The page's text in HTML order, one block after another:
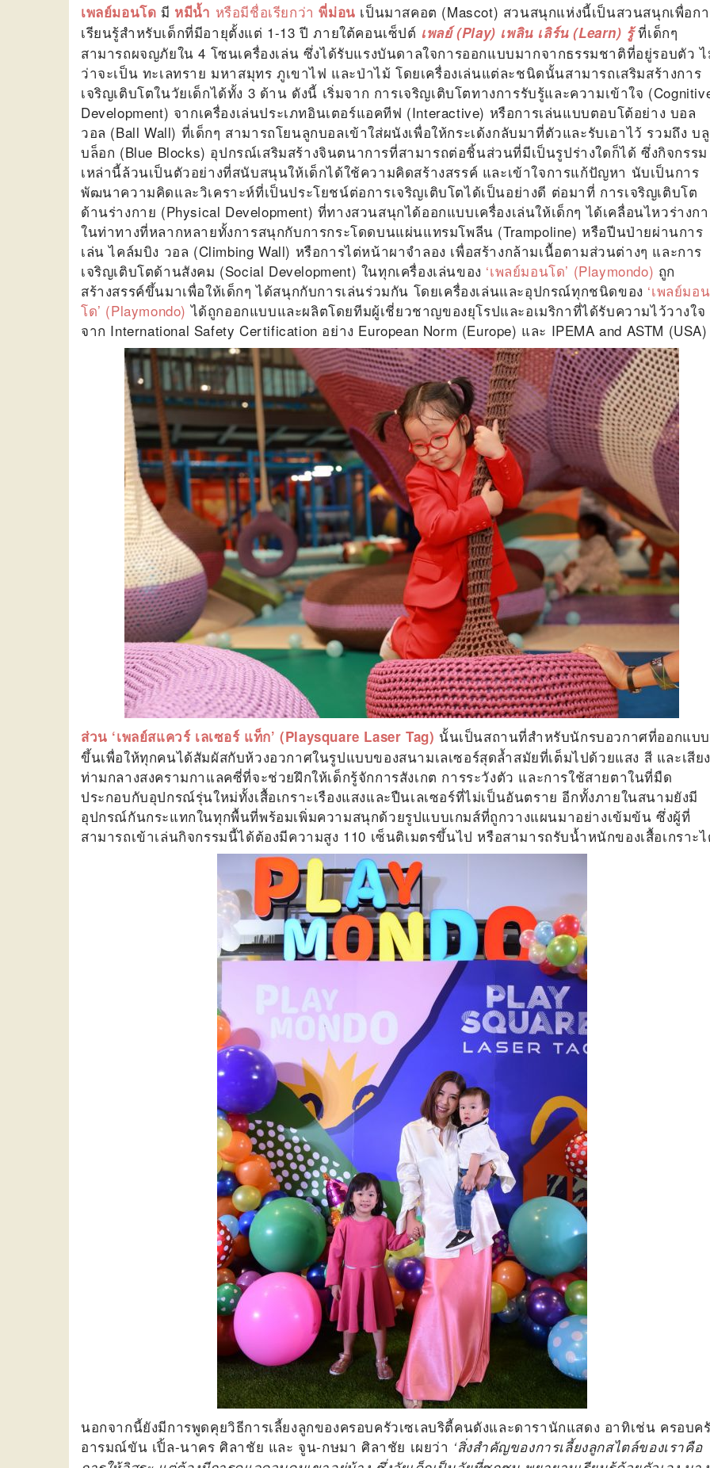
เพลย์มอนโด มี หมีน้ำ หรือมีชื่อเรียกว่าพี่ม่อน เป็นมาสคอต (Mascot) สวนสนุกแห่งนี้เป็นสวนสนุกเพื่อก
เรียนรู้สำหรับเด็กที่มีอายุตั้งแต่ 1-13 ปี ภายใต้คอนเซ็ปต์ เพลย์ (Play) เพลิน เลิร์น (Learn) รู้ ที่เด็กๆ
สามารถผจญภัยใน 4 โซนเครื่องเล่น ซึ่งได้รับแรงบันดาลใจการออกแบบมากจากธรรมชาติที่อยู่รอบตัว
ว่าจะเป็น ทะเลทราย มหาสมุทร ภูเขาไฟ และป่าไม้ โดยเครื่องเล่นแต่ละชนิดนั้นสามารถเสริมสร้างการ
เจริญเติบโตในวัยเด็กได้ทั้ง 3 ด้าน ดังนี้ เริ่มจาก การเจริญเติบโตทางการรับรู้และความเข้าใจ
Development) จากเครื่องเล่นประเภทอินเตอร์แอคทีฟ (Interactive) หรือการเล่นแบบตอบโต้อย่าง บอล
วอล (Ball Wall) ที่เด็กๆ สามารถโยนลูกบอลเข้าใส่ผนังเพื่อให้กระเด้งกลับมาที่ตัวและรับเอาไว้ รวมถึง บลู
บล็อก (Blue Blocks) อุปกรณ์เสริมสร้างจินตนาการที่สามารถต่อชิ้นส่วนที่มีเป็นรูปร่างใดก็ได้ ซึ่งกิจกรรม
เหล่านี้ล้วนเป็นตัวอย่างที่สนับสนุนให้เด็กได้ใช้ความคิดสร้างสรรค์ และเข้าใจการแก้ปัญหา นับเป็นการ
พัฒนาความคิดและวิเคราะห์ที่เป็นประโยชน์ต่อการเจริญเติบโตได้เป็นอย่างดี ต่อมาที่ การเจริญเติบโต
ด้านร่างกาย (Physical Development) ที่ทางสวนสนุกได้ออกแบบเครื่องเล่นให้เด็กๆ ได้เคลื่อนไหวร่างก
ในท่าทางที่หลากหลายทั้งการสนุกกับการกระโดดบนแผ่นแทรมโพลีน (Trampoline) หรือปีนป่ายผ่านการ
เล่น ไคล์มบิง วอล (Climbing Wall) หรือการไต่หน้าผาจำลอง เพื่อสร้างกล้ามเนื้อตามส่วนต่างๆ และการ
เจริญเติบโตด้านสังคม (Social Development) ในทุกเครื่องเล่นของ ‘เพลย์มอนโด’ (Playmondo) ถูก
สร้างสรรค์ขึ้นมาเพื่อให้เด็กๆ ได้สนุกกับการเล่นร่วมกัน โดยเครื่องเล่นและอุปกรณ์ทุกชนิดของ ‘เพลย์มอน
โด’ (Playmondo) ได้ถูกออกแบบและผลิตโดยทีมผู้เชี่ยวชาญของยุโรปและอเมริกาที่ได้รับความไว้วางใจ
จาก International Safety Certification อย่าง European Norm (Europe) และ IPEMA and ASTM (USA)
ส่วน ‘เพลย์สแควร์ เลเซอร์ แท็ก’ (Playsquare Laser Tag) นั้นเป็นสถานที่สำหรับนักรบอวกาศที่ออกแบบ
ขึ้นเพื่อให้ทุกคนได้สัมผัสกับห้วงอวกาศในรูปแบบของสนามเลเซอร์สุดล้ำสมัยที่เต็มไปด้วยแสง สี และเสียง
ท่ามกลางสงครามกาแลคซี่ที่จะช่วยฝึกให้เด็กรู้จักการสังเกต การระวังตัว และการใช้สายตาในที่มืด
ประกอบกับอุปกรณ์รุ่นใหม่ทั้งเสื้อเกราะเรืองแสงและปืนเลเซอร์ที่ไม่เป็นอันตราย อีกทั้งภายในสนามยังมี
อุปกรณ์กันกระแทกในทุกพื้นที่พร้อมเพิ่มความสนุกด้วยรูปแบบเกมส์ที่ถูกวางแผนมาอย่างเข้มข้น ซึ่งผู้ที่
สามารถเข้าเล่นกิจกรรมนี้ได้ต้องมีความสูง 110 เซ็นติเมตรขึ้นไป หรือสามารถรับน้ำหนักของเสื้อเกราะ
นอกจากนี้ยังมีการพูดคุยวิธีการเลี้ยงลูกของครอบครัวเซเลบริตี้คนดังและดารานักแสดง อาทิเช่น ครอบค
อารมณ์ขัน เปิ้ล-นาคร ศิลาชัย และ จูน-กษมา ศิลาชัย เผยว่า ‘สิ่งสำคัญของการเลี้ยงลูกสไตล์ของเราคือ